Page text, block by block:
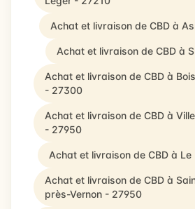
Achat et livraison de CBD à
Achat et livraison de CBD à
Achat et livraison de CBD à
- 27300
Achat et livraison de CBD à
- 27950
Achat et livraison de CBD à Le
Achat et livraison de CBD à
près-Vernon - 27950